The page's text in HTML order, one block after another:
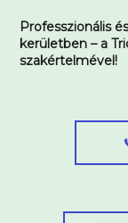
Professzionális
kerületben – a
szakértelmével!